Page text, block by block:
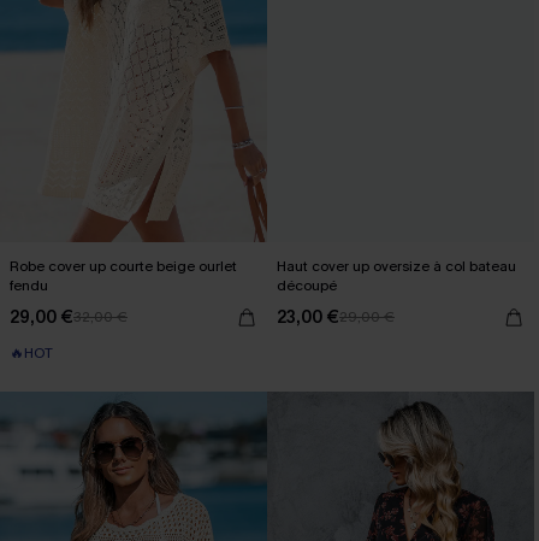
Robe cover up courte beige ourlet
fendu
29,00 €32,00 €
🔥HOT
Haut cover up oversize à col bateau
découpé
23,00 €29,00 €